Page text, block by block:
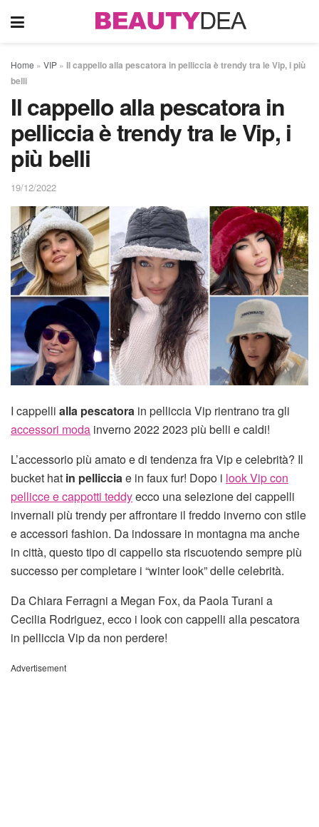
Home » VIP » Il cappello alla pescatora in pelliccia è trendy tra le Vip, i più
belli
Il cappello alla pescatora in
pelliccia è trendy tra le Vip, i
più belli
19/12/2022
I cappelli alla pescatora in pelliccia Vip rientrano tra gli
accessori moda inverno 2022 2023 più belli e caldi!
L’accessorio più amato e di tendenza fra Vip e celebrità? Il
bucket hat in pelliccia e in faux fur! Dopo i look Vip con
pellicce e cappotti teddyecco una selezione dei cappelli
invernali più trendy per affrontare il freddo inverno con stile
e accessori fashion. Da indossare in montagna ma anche
in città, questo tipo di cappello sta riscuotendo sempre più
successo per completare i “winter look” delle celebrità.
Da Chiara Ferragni a Megan Fox, da Paola Turani a
Cecilia Rodriguez, ecco i look con cappelli alla pescatora
in pelliccia Vip da non perdere!
Advertisement